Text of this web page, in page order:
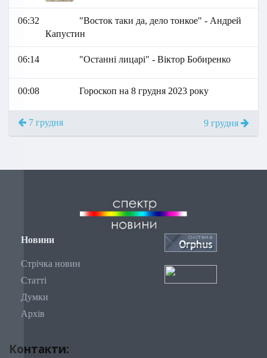
06:32
"Восток таки да, дело тонкое" - Андрей
Капустин
06:14 "Останні лицарі" - Віктор Бобиренко
00:08 Гороскоп на 8 грудня 2023 року
7 грудня 9 грудня
Новини
Стрічка новин
Статті
Думки
Архів
Контакти: